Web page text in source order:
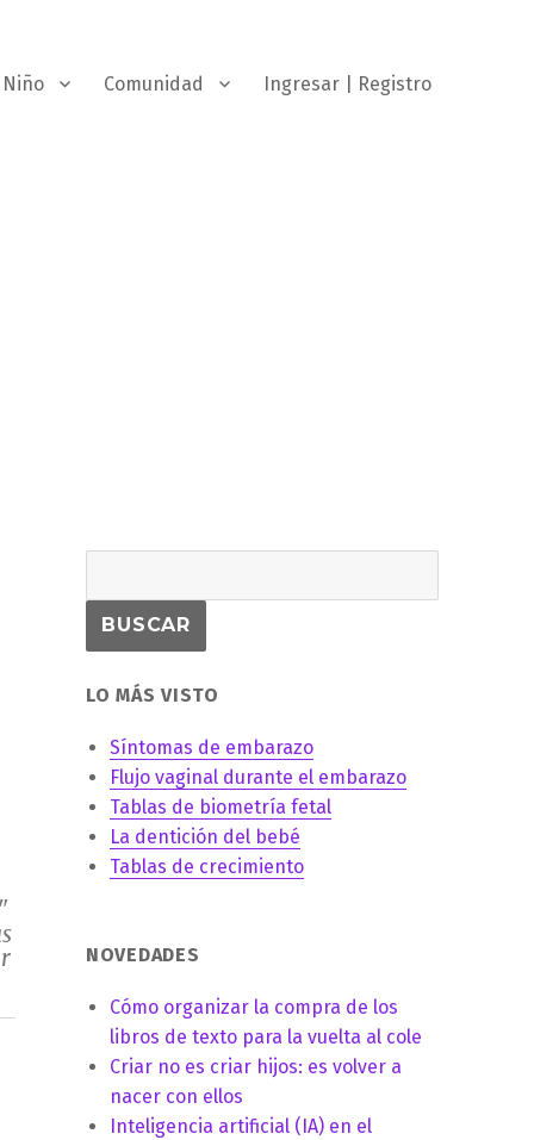
Niño Comunidad Ingresar | Registro
LO MÁS VISTO
Síntomas de embarazo
Flujo vaginal durante el embarazo
Tablas de biometría fetal
La dentición del bebé
Tablas de crecimiento
NOVEDADES
Cómo organizar la compra de los
libros de texto para la vuelta al cole
Criar no es criar hijos: es volver a
nacer con ellos
Inteligencia artificial (IA) en el